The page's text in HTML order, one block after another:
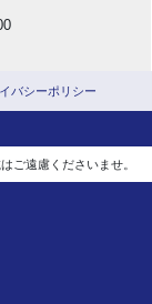
バシーポリシー
ご遠慮くださいませ。